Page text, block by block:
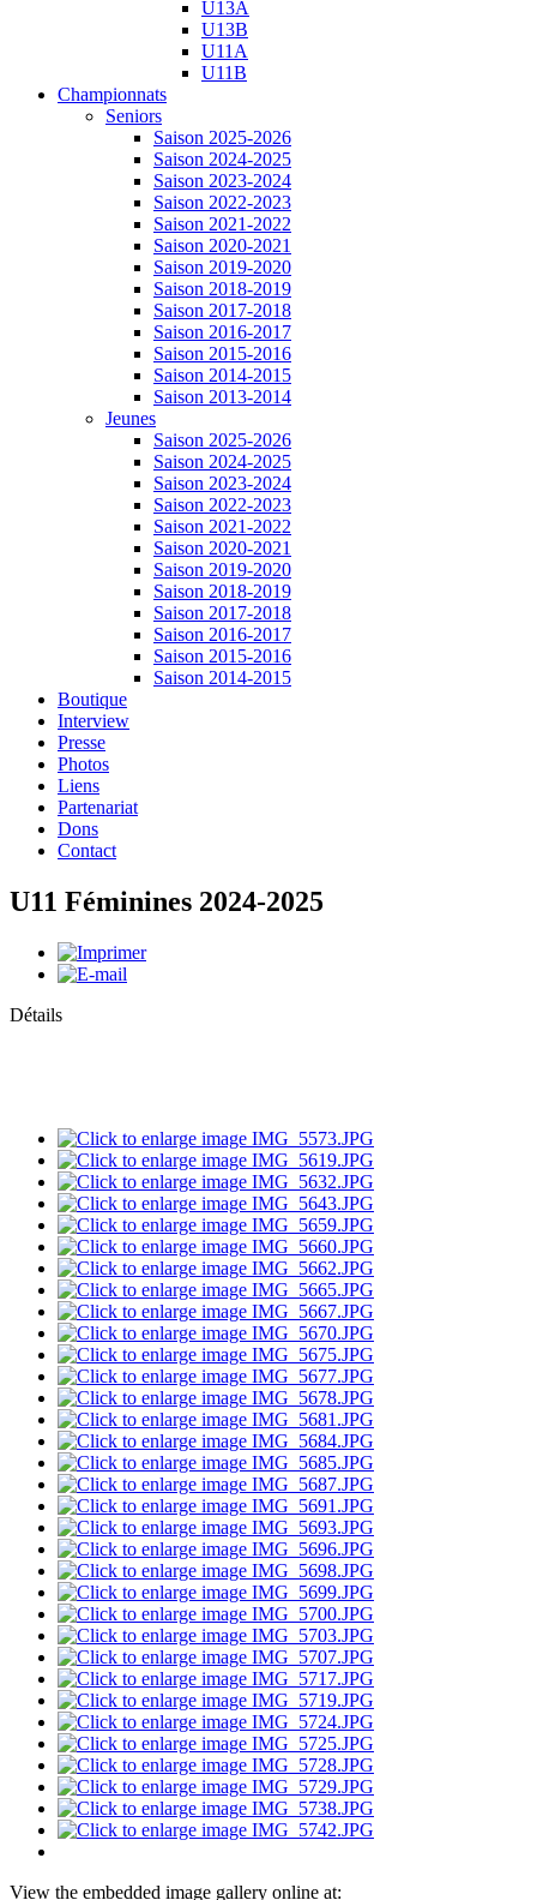
U13A
U13B
U11A
U11B
Championnats
Seniors
Saison 2025-2026
Saison 2024-2025
Saison 2023-2024
Saison 2022-2023
Saison 2021-2022
Saison 2020-2021
Saison 2019-2020
Saison 2018-2019
Saison 2017-2018
Saison 2016-2017
Saison 2015-2016
Saison 2014-2015
Saison 2013-2014
Jeunes
Saison 2025-2026
Saison 2024-2025
Saison 2023-2024
Saison 2022-2023
Saison 2021-2022
Saison 2020-2021
Saison 2019-2020
Saison 2018-2019
Saison 2017-2018
Saison 2016-2017
Saison 2015-2016
Saison 2014-2015
Boutique
Interview
Presse
Photos
Liens
Partenariat
Dons
Contact
U11 Féminines 2024-2025
Détails
View the embedded image gallery online at: